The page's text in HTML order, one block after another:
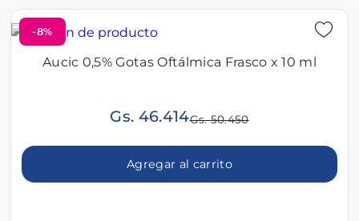
-8%
Aucic 0,5% Gotas Oftálmica Frasco x 10 ml
Gs. 46.414Gs. 50.450
Agregar al carrito